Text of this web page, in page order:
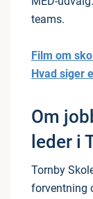
teams.
Film om
Hvad siger
Om
leder i
Tornby
forventning